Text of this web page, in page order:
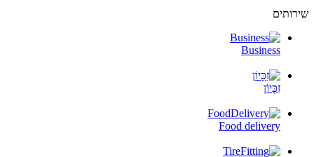
שירותים
Business
זִכָּיוֹן
Food delivery